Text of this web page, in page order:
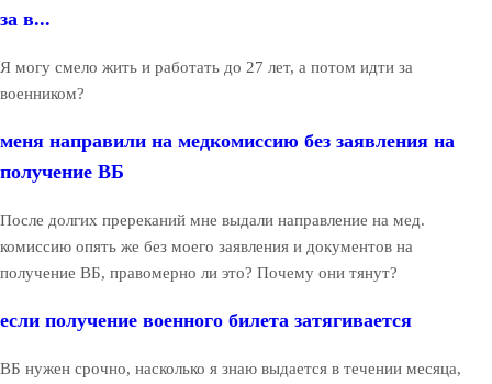
за в...
Я могу смело жить и работать до 27 лет, а потом идти за
военником?
меня направили на медкомиссию без заявления на
получение ВБ
После долгих пререканий мне выдали направление на мед.
комиссию опять же без моего заявления и документов на
получение ВБ, правомерно ли это? Почему они тянут?
если получение военного билета затягивается
ВБ нужен срочно, насколько я знаю выдается в течении месяца,